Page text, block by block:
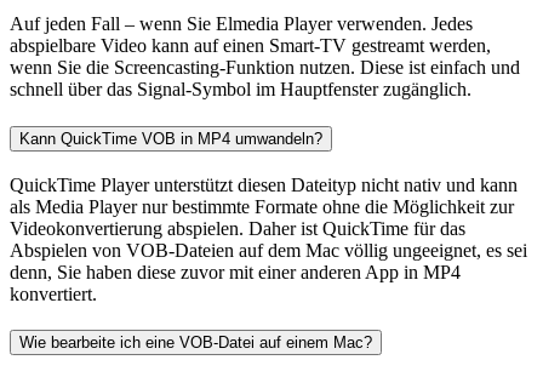
Auf jeden Fall – wenn Sie Elmedia Player verwenden. Jedes
abspielbare Video kann auf einen Smart-TV gestreamt werden,
wenn Sie die Screencasting-Funktion nutzen. Diese ist einfach und
schnell über das Signal-Symbol im Hauptfenster zugänglich.
Kann QuickTime VOB in MP4 umwandeln?
QuickTime Player unterstützt diesen Dateityp nicht nativ und kann
als Media Player nur bestimmte Formate ohne die Möglichkeit zur
Videokonvertierung abspielen. Daher ist QuickTime für das
Abspielen von VOB-Dateien auf dem Mac völlig ungeeignet, es sei
denn, Sie haben diese zuvor mit einer anderen App in MP4
konvertiert.
Wie bearbeite ich eine VOB-Datei auf einem Mac?